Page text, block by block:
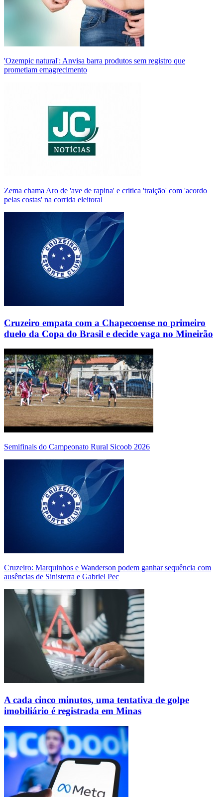
'Ozempic natural': Anvisa barra produtos sem registro que
prometiam emagrecimento
Zema chama Aro de 'ave de rapina' e critica 'traição' com 'acordo
pelas costas' na corrida eleitoral
Cruzeiro empata com a Chapecoense no primeiro
duelo da Copa do Brasil e decide vaga no Mineirão
Semifinais do Campeonato Rural Sicoob 2026
Cruzeiro: Marquinhos e Wanderson podem ganhar sequência com
ausências de Sinisterra e Gabriel Pec
A cada cinco minutos, uma tentativa de golpe
imobiliário é registrada em Minas